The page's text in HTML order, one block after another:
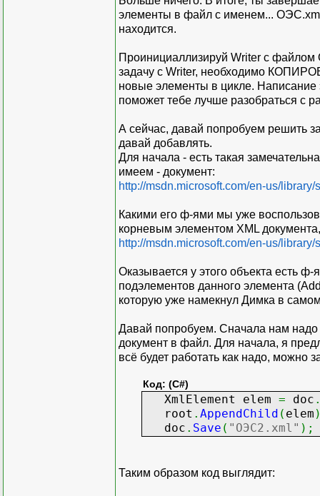
элементы в файл с именем... ОЭС.xml
находится.
Проинициаллизируй Writer с
задачу с Writer, необходимо
новые элементы в цикле. Написание
поможет тебе лучше разобраться с
А сейчас, давай попробуем решить
давай добавлять.
Для начала - есть такая
имеем - документ:
http://msdn.microsoft.com/en-us/
Какими его ф-ями мы уже
корневым элементом XML
http://msdn.microsoft.com/en-us/
Оказывается у этого объекта есть ф-
подэлементов данного элемента
которую уже намекнул Димка в
Давай попробуем. Сначала нам надо
документ в файл. Для начала, я
всё будет работать как надо, можно
Код: (C#)
XmlElement elem = doc
root . AppendChild ( elem
doc . Save ( "ОЭС2.xml" ) ;
Таким образом код выглядит: